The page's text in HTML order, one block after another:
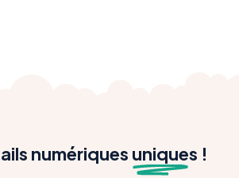
numériques uniques !